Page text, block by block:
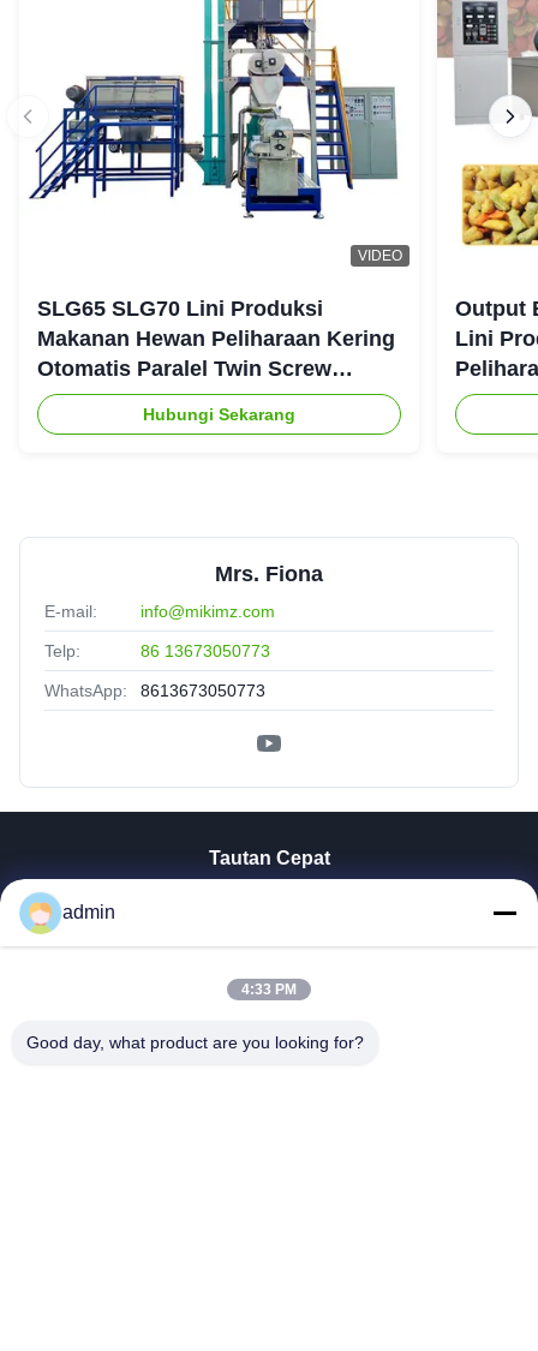
VIDEO
SLG65 SLG70 Lini Produksi
Makanan Hewan Peliharaan Kering
Otomatis Paralel Twin Screw
Extruder CE
Hubungi Sekarang
Output
Lini
Mrs. Fiona
E-mail: info@mikimz.com
Telp: 86 13673050773
WhatsApp: 8613673050773
Tautan Cepat
Tentang Kita
Kontrol Kualitas
admin
4:33 PM
Good day, what product are you looking for?